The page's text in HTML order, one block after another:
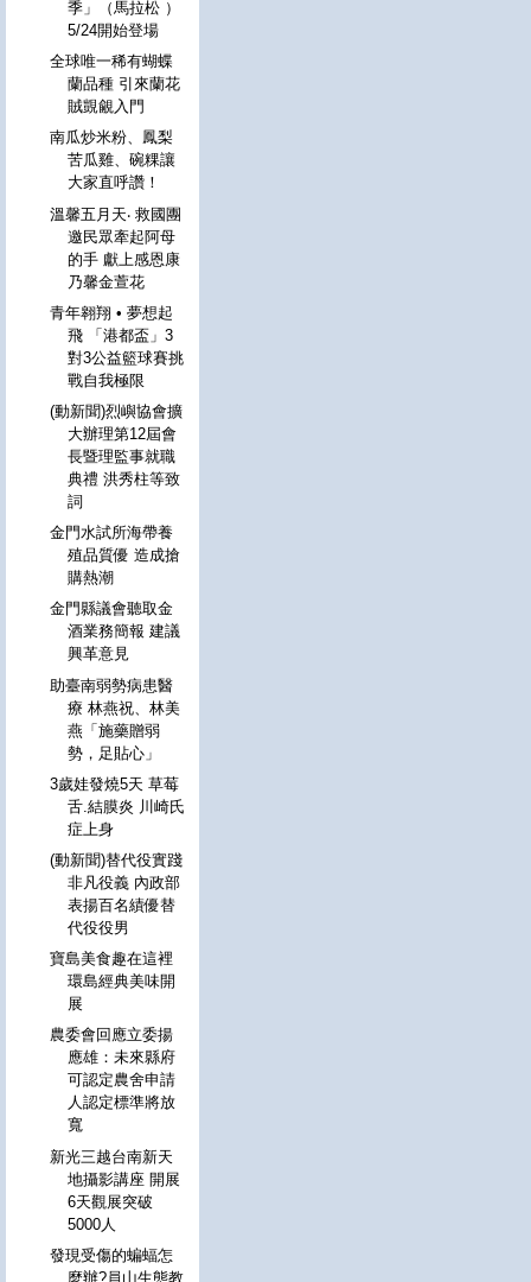
季」（馬拉松 ）
5/24開始登場
全球唯一稀有蝴蝶
蘭品種 引來蘭花
賊覬覦入門
南瓜炒米粉、鳳梨
苦瓜雞、碗粿讓
大家直呼讚！
溫馨五月天‧ 救國團
邀民眾牽起阿母
的手 獻上感恩康
乃馨金萱花
青年翱翔 • 夢想起
飛 「港都盃」3
對3公益籃球賽挑
戰自我極限
(動新聞)烈嶼協會擴
大辦理第12屆會
長暨理監事就職
典禮 洪秀柱等致
詞
金門水試所海帶養
殖品質優 造成搶
購熱潮
金門縣議會聽取金
酒業務簡報 建議
興革意見
助臺南弱勢病患醫
療 林燕祝、林美
燕「施藥贈弱
勢，足貼心」
3歲娃發燒5天 草莓
舌.結膜炎 川崎氏
症上身
(動新聞)替代役實踐
非凡役義 內政部
表揚百名績優替
代役役男
寶島美食趣在這裡
環島經典美味開
展
農委會回應立委揚
應雄：未來縣府
可認定農舍申請
人認定標準將放
寬
新光三越台南新天
地攝影講座 開展
6天觀展突破
5000人
發現受傷的蝙蝠怎
麼辦?員山生態教